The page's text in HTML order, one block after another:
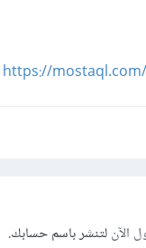
https://
الآنلتنشر باسم حسابك.